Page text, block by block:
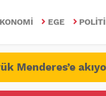
EGE
Menderes’e